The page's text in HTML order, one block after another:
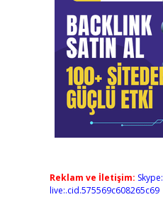
Reklam ve İletişim: Skype:
live:.cid.575569c608265c69